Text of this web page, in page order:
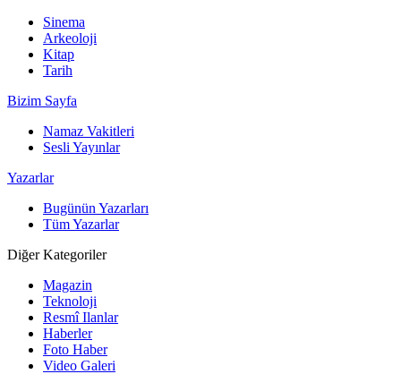
Sinema
Arkeoloji
Kitap
Tarih
Bizim Sayfa
Namaz Vakitleri
Sesli Yayınlar
Yazarlar
Bugünün Yazarları
Tüm Yazarlar
Diğer Kategoriler
Magazin
Teknoloji
Resmî Ilanlar
Haberler
Foto Haber
Video Galeri